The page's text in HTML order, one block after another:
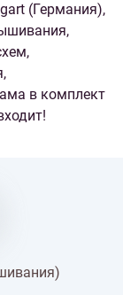
(Германия),
в комплект